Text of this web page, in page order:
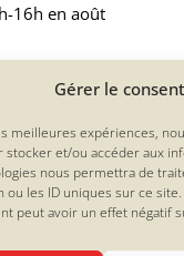
Gérer le
meilleures expériences,
stocker et/ou accéder aux
nous permettra de
ou les ID uniques sur ce
peut avoir un effet négatif
16h en août
ce dernier.